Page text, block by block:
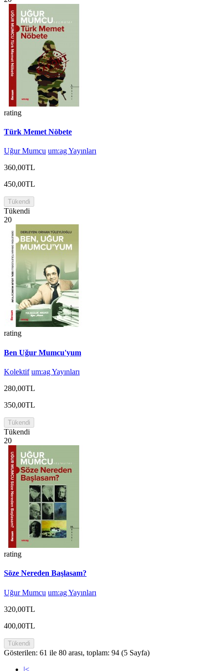
rating
Türk Memet Nöbete
Uğur Mumcu um:ag Yayınları
360,00TL
450,00TL
Tükendi
Tükendi
20
rating
Ben Uğur Mumcu'yum
Kolektif um:ag Yayınları
280,00TL
350,00TL
Tükendi
Tükendi
20
rating
Söze Nereden Başlasam?
Uğur Mumcu um:ag Yayınları
320,00TL
400,00TL
Tükendi
Gösterilen: 61 ile 80 arası, toplam: 94 (5 Sayfa)
|<